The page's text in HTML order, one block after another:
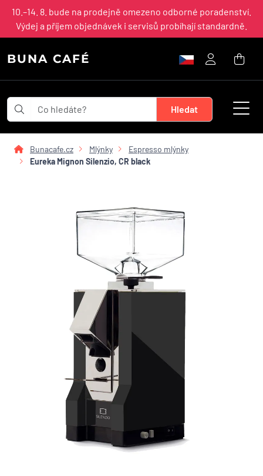
10.–14. 8. bude na prodejně omezeno odborné poradenství.
Výdej a příjem objednávek i servisů probíhají standardně.
BUNA CAFÉ
Bunacafe.cz Mlýnky
Espresso mlýnky
Eureka Mignon Silenzio, CR black